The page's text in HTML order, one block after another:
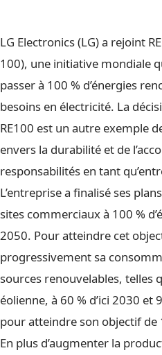
LG Electronics (LG) a rejoint
100), une initiative mondiale
passer à 100 % d’énergies
besoins en électricité. La
RE100 est un autre exemple
envers la durabilité et de
responsabilités en tant
L’entreprise a finalisé ses
sites commerciaux à 100 %
2050. Pour atteindre cet
progressivement sa
sources renouvelables, telles
éolienne, à 60 % d’ici 2030 et
pour atteindre son objectif de
En plus d’augmenter la